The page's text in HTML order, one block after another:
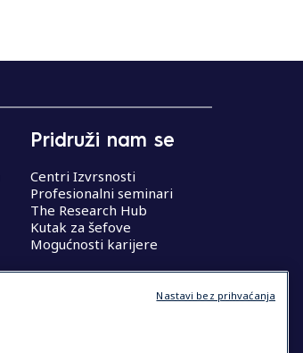
Pridruži nam se
Centri Izvrsnosti
Profesionalni seminari
The Research Hub
Kutak za šefove
Mogućnosti karijere
Nastavi bez prihvaćanja